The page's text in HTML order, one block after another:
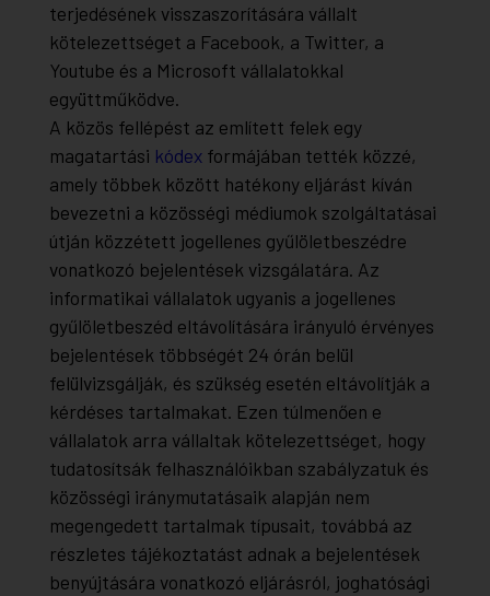
terjedésének visszaszorítására vállalt
kötelezettséget a Facebook, a Twitter, a
Youtube és a Microsoft vállalatokkal
együttműködve.
A közös fellépést az említett felek egy
magatartási kódexformájában tették közzé,
amely többek között hatékony eljárást kíván
bevezetni a közösségi médiumok szolgáltatásai
útján közzétett jogellenes gyűlöletbeszédre
vonatkozó bejelentések vizsgálatára. Az
informatikai vállalatok ugyanis a jogellenes
gyűlöletbeszéd eltávolítására irányuló érvényes
bejelentések többségét 24 órán belül
felülvizsgálják, és szükség esetén eltávolítják a
kérdéses tartalmakat. Ezen túlmenően e
vállalatok arra vállaltak kötelezettséget, hogy
tudatosítsák felhasználóikban szabályzatuk és
közösségi iránymutatásaik alapján nem
megengedett tartalmak típusait, továbbá az
részletes tájékoztatást adnak a bejelentések
benyújtására vonatkozó eljárásról, joghatósági